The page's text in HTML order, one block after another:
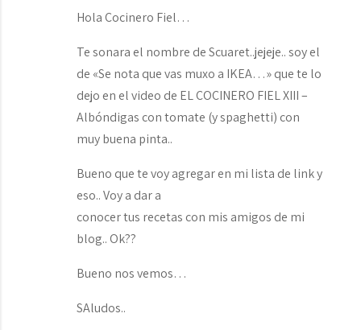
Hola Cocinero Fiel…
Te sonara el nombre de Scuaret..jejeje.. soy el
de «Se nota que vas muxo a IKEA…» que te lo
dejo en el video de EL COCINERO FIEL XIII –
Albóndigas con tomate (y spaghetti) con
muy buena pinta..
Bueno que te voy agregar en mi lista de link y
eso.. Voy a dar a
conocer tus recetas con mis amigos de mi
blog.. Ok??
Bueno nos vemos…
SAludos..